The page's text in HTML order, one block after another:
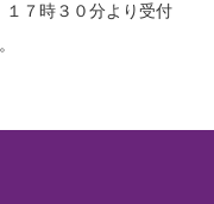
７時３０分より受付